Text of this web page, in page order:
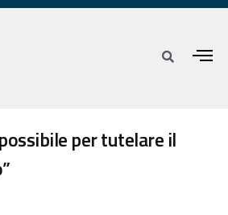
per tutelare il